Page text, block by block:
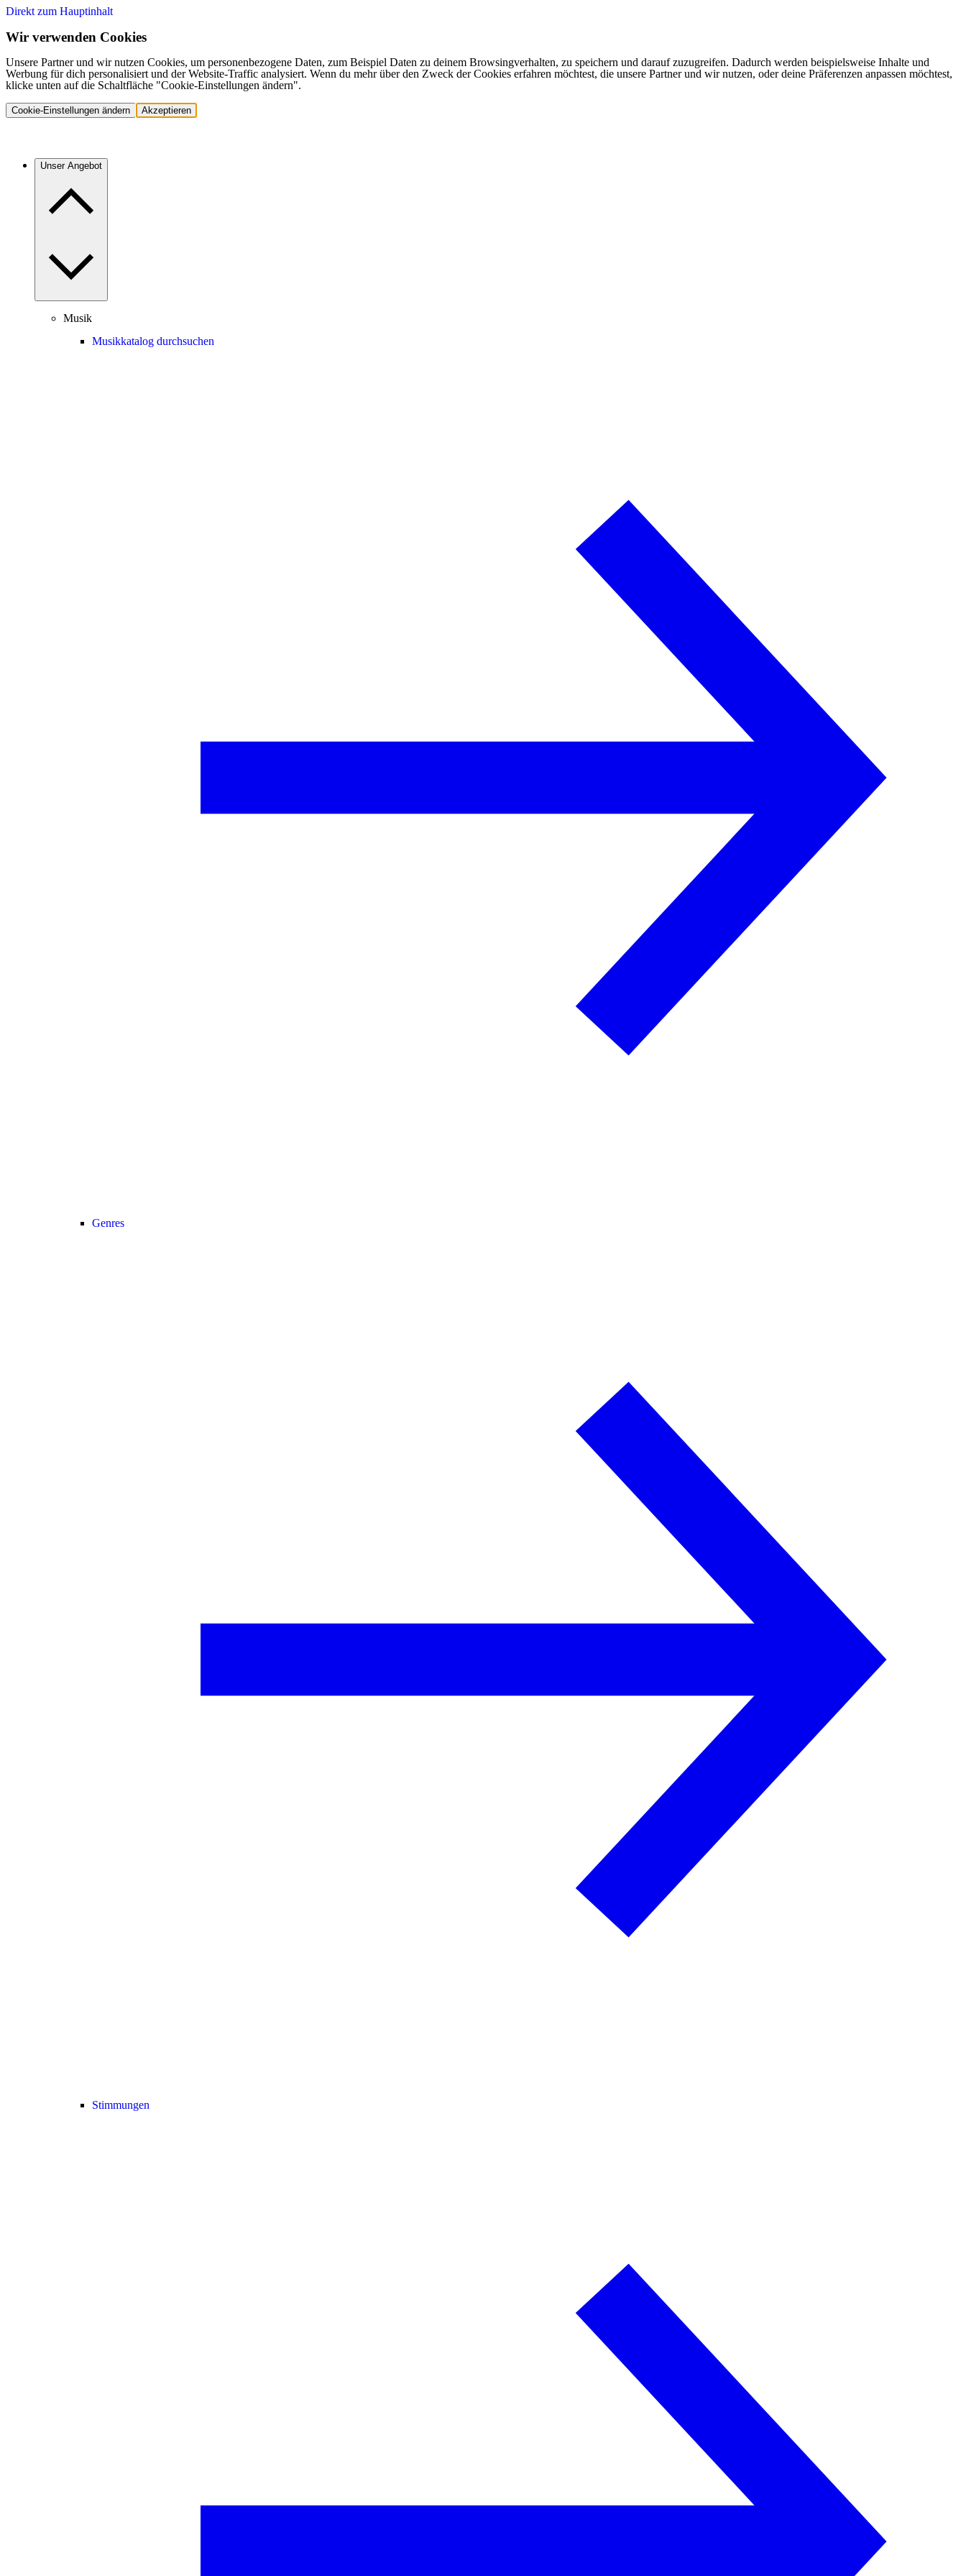
Direkt zum Hauptinhalt
Wir verwenden Cookies
Unsere Partner und wir nutzen Cookies, um personenbezogene Daten, zum Beispiel Daten zu deinem Browsingverhalten, zu speichern und darauf zuzugreifen. Dadurch werden beispielsweise Inhalte und
Werbung für dich personalisiert und der Website-Traffic analysiert. Wenn du mehr über den Zweck der Cookies erfahren möchtest, die unsere Partner und wir nutzen, oder deine Präferenzen anpassen möchtest,
klicke unten auf die Schaltfläche "Cookie-Einstellungen ändern".
Cookie-Einstellungen ändern Akzeptieren
Unser Angebot
Musik
Musikkatalog durchsuchen
Genres
Stimmungen